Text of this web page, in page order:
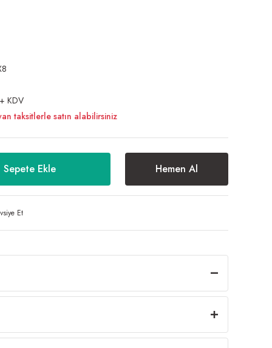
KDV
taksitlerle satın alabilirsiniz
Sepete Ekle Hemen Al
Et